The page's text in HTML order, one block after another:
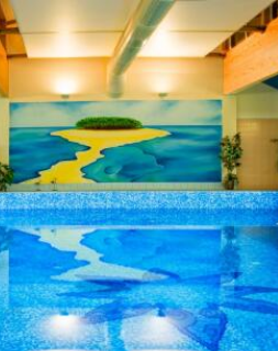
Auf der Karte anzeigen